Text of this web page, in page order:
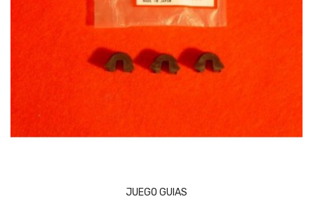
JUEGO GUIAS